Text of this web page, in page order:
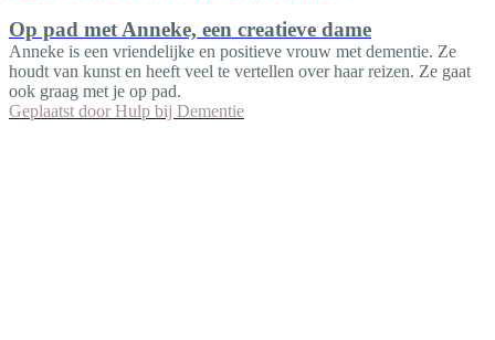
Op pad met Anneke, een creatieve dame
Anneke is een vriendelijke en positieve vrouw met dementie. Ze
houdt van kunst en heeft veel te vertellen over haar reizen. Ze gaat
ook graag met je op pad.
Geplaatst door Hulp bij Dementie